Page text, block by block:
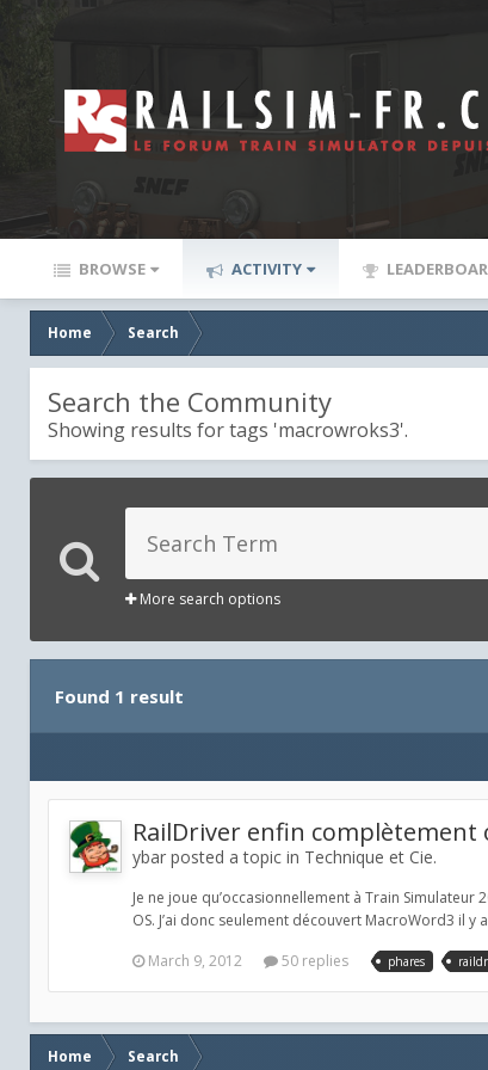
BROWSE ACTIVITY
Home Search
Search the Community
Showing results for tags 'macrowroks3'.
More search options
Found 1 result
RailDriver enfin
ybar posted a topic in Technique et Cie.
Je ne joue qu’occasionnellement à Train
OS. J’ai donc seulement découvert MacroWord3 il y
March 9, 2012
50 replies phares
Home Search